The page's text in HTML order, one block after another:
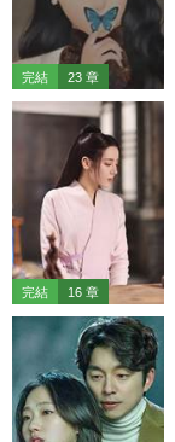
完結 23 章
完結 16 章